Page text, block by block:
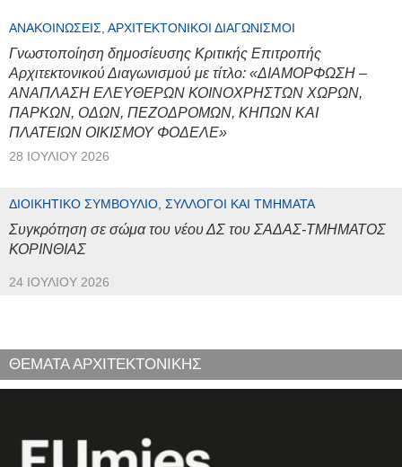
ΑΝΑΚΟΙΝΏΣΕΙΣ, ΑΡΧΙΤΕΚΤΟΝΙΚΟΊ ΔΙΑΓΩΝΙΣΜΟΊ
Γνωστοποίηση δημοσίευσης Κριτικής Επιτροπής
Αρχιτεκτονικού Διαγωνισμού με τίτλο: «ΔΙΑΜΟΡΦΩΣΗ –
ΑΝΑΠΛΑΣΗ ΕΛΕΥΘΕΡΩΝ ΚΟΙΝΟΧΡΗΣΤΩΝ ΧΩΡΩΝ,
ΠΑΡΚΩΝ, ΟΔΩΝ, ΠΕΖΟΔΡΟΜΩΝ, ΚΗΠΩΝ ΚΑΙ
ΠΛΑΤΕΙΩΝ ΟΙΚΙΣΜΟΥ ΦΟΔΕΛΕ»
28 ΙΟΥΛΊΟΥ 2026
ΔΙΟΙΚΗΤΙΚΌ ΣΥΜΒΟΎΛΙΟ, ΣΎΛΛΟΓΟΙ ΚΑΙ ΤΜΉΜΑΤΑ
Συγκρότηση σε σώμα του νέου ΔΣ του ΣΑΔΑΣ-ΤΜΗΜΑΤΟΣ
ΚΟΡΙΝΘΙΑΣ
24 ΙΟΥΛΊΟΥ 2026
ΘΕΜΑΤΑ ΑΡΧΙΤΕΚΤΟΝΙΚΗΣ